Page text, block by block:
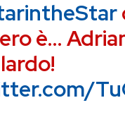
è…